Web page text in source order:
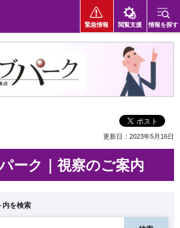
緊急情報 閲覧支援 情報を探す
更新日：2023年5月16日
ーク｜視察のご案内
内を検索